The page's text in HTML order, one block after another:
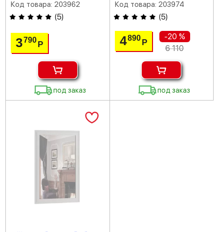
Код товара: 203962
(5)
3790Р
под заказ
Код товара: 203974
(5)
4890 Р
-20 %
6 110
под заказ